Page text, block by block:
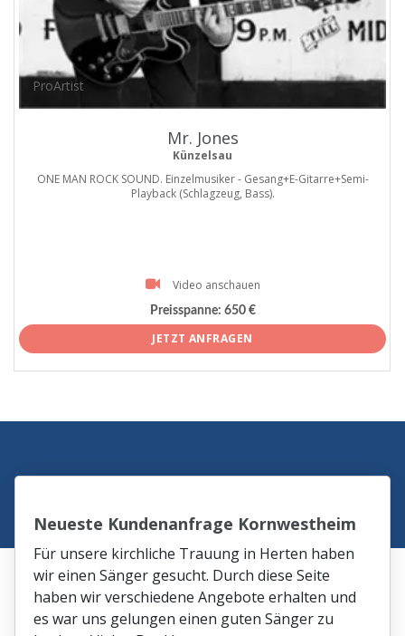
ProArtist
Mr. Jones
Künzelsau
ONE MAN ROCK SOUND. Einzelmusiker - Gesang+E-Gitarre+Semi-
Playback (Schlagzeug, Bass).
Video anschauen
Preisspanne: 650 €
JETZT ANFRAGEN
Neueste Kundenanfrage Kornwestheim
Für unsere kirchliche Trauung in Herten haben
wir einen Sänger gesucht. Durch diese Seite
haben wir verschiedene Angebote erhalten und
es war uns gelungen einen guten Sänger zu